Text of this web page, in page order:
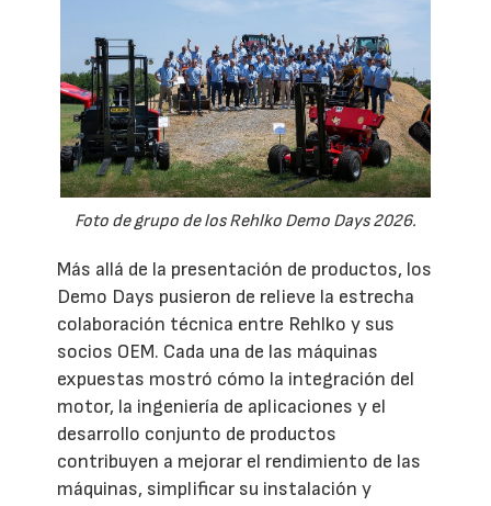
Foto de grupo de los Rehlko Demo Days 2026.
Más allá de la presentación de productos, los
Demo Days pusieron de relieve la estrecha
colaboración técnica entre Rehlko y sus
socios OEM. Cada una de las máquinas
expuestas mostró cómo la integración del
motor, la ingeniería de aplicaciones y el
desarrollo conjunto de productos
contribuyen a mejorar el rendimiento de las
máquinas, simplificar su instalación y